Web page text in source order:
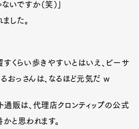
ですか（笑）」
した。
くらい歩きやすいとはいえ、ビーサ
おっさんは、なるほど元気だ w
通販は、代理店クロンティップの公式
と思われます。